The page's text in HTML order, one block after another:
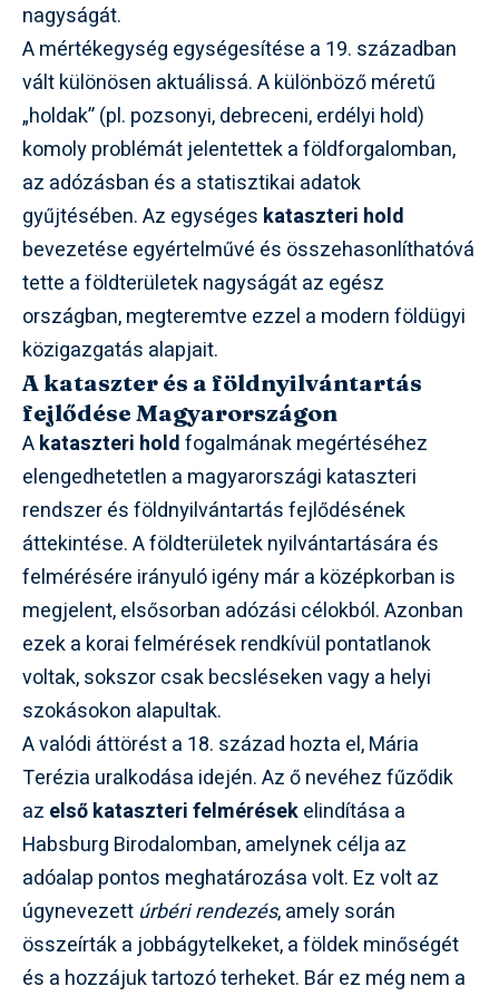
nagyságát.
A mértékegység egységesítése a 19. században
vált különösen aktuálissá. A különböző méretű
„holdak” (pl. pozsonyi, debreceni, erdélyi hold)
komoly problémát jelentettek a földforgalomban,
az adózásban és a statisztikai adatok
gyűjtésében. Az egységes kataszteri hold
bevezetése egyértelművé és összehasonlíthatóvá
tette a földterületek nagyságát az egész
országban, megteremtve ezzel a modern földügyi
közigazgatás alapjait.
A kataszter és a földnyilvántartás
fejlődése Magyarországon
Akataszteri holdfogalmának megértéséhez
elengedhetetlen a magyarországi kataszteri
rendszer és földnyilvántartás fejlődésének
áttekintése. A földterületek nyilvántartására és
felmérésére irányuló igény már a középkorban is
megjelent, elsősorban adózási célokból. Azonban
ezek a korai felmérések rendkívül pontatlanok
voltak, sokszor csak becsléseken vagy a helyi
szokásokon alapultak.
A valódi áttörést a 18. század hozta el, Mária
Terézia uralkodása idején. Az ő nevéhez fűződik
az első kataszteri felmérésekelindítása a
Habsburg Birodalomban, amelynek célja az
adóalap pontos meghatározása volt. Ez volt az
úgynevezettúrbéri rendezés, amely során
összeírták a jobbágytelkeket, a földek minőségét
és a hozzájuk tartozó terheket. Bár ez még nem a